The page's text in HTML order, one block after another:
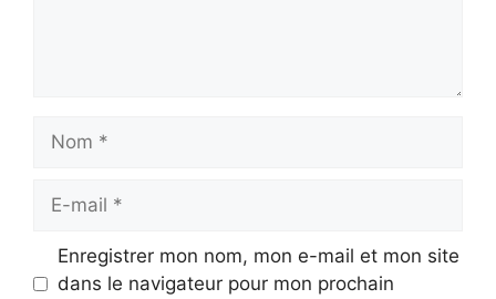
Nom
Enregistrer mon nom, mon e-mail et mon site
dans le navigateur pour mon prochain